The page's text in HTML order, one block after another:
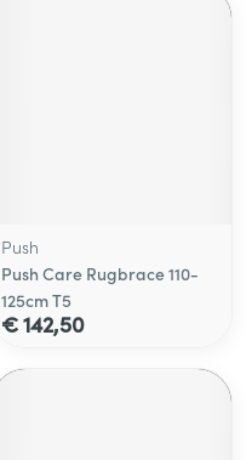
Push
Push Care Rugbrace 110-
125cm T5
€ 142,50